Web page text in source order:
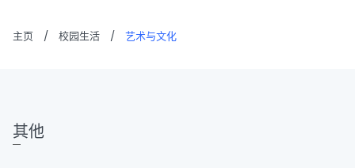
主页 / 校园生活 / 艺术与文化
其他